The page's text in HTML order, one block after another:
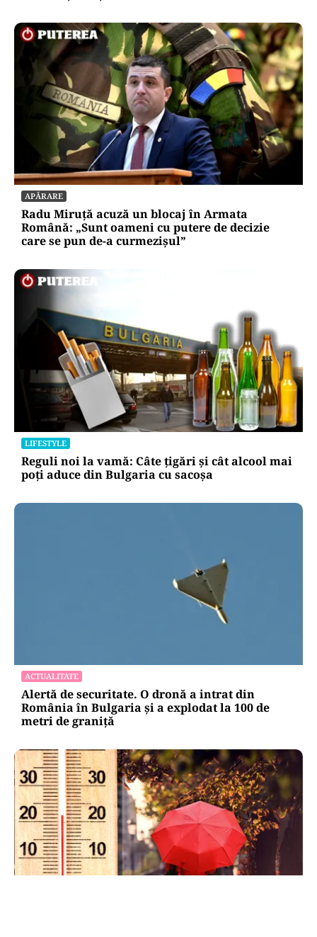
APĂRARE
Radu Miruță acuză un blocaj în Armata
Română: „Sunt oameni cu putere de decizie
care se pun de-a curmezișul”
LIFESTYLE
Reguli noi la vamă: Câte țigări și cât alcool mai
poți aduce din Bulgaria cu sacoșa
ACTUALITATE
Alertă de securitate. O dronă a intrat din
România în Bulgaria şi a explodat la 100 de
metri de graniţă